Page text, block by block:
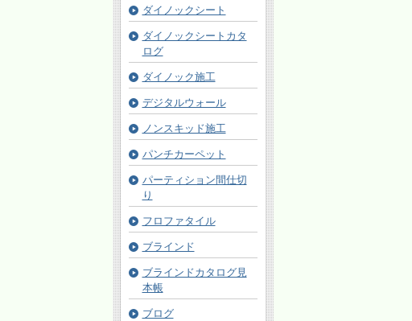
ダイノックシート
ダイノックシートカタ
ログ
ダイノック施工
デジタルウォール
ノンスキッド施工
パンチカーペット
パーティション間仕切
り
フロファタイル
ブラインド
ブラインドカタログ見
本帳
ブログ